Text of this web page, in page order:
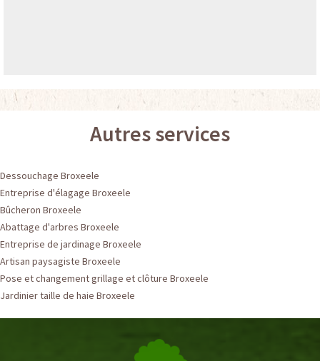
Autres services
Dessouchage Broxeele
Entreprise d'élagage Broxeele
Bûcheron Broxeele
Abattage d'arbres Broxeele
Entreprise de jardinage Broxeele
Artisan paysagiste Broxeele
Pose et changement grillage et clôture Broxeele
Jardinier taille de haie Broxeele